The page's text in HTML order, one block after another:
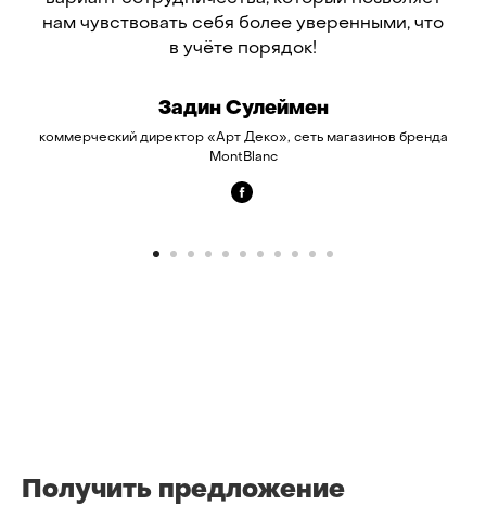
нам чувствовать себя более уверенными, что
в учёте порядок!
Задин Сулеймен
коммерческий директор «Арт Деко», сеть магазинов бренда
MontBlanc
Получить предложение